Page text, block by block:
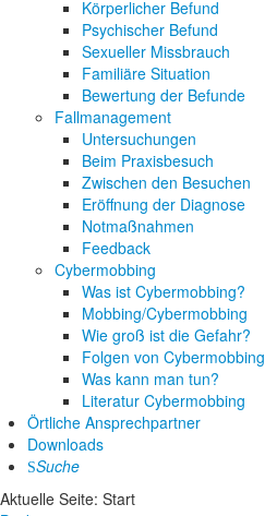
Körperlicher Befund
Psychischer Befund
Sexueller Missbrauch
Familiäre Situation
Bewertung der Befunde
Fallmanagement
Untersuchungen
Beim Praxisbesuch
Zwischen den Besuchen
Eröffnung der Diagnose
Notmaßnahmen
Feedback
Cybermobbing
Was ist Cybermobbing?
Mobbing/Cybermobbing
Wie groß ist die Gefahr?
Folgen von Cybermobbing
Was kann man tun?
Literatur Cybermobbing
Örtliche Ansprechpartner
Downloads
Suche
Aktuelle Seite: Start